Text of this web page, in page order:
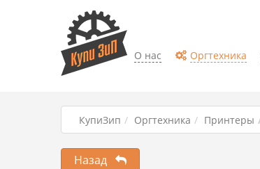
О нас Оргтехника
КупиЗип Оргтехника Принтеры
Назад